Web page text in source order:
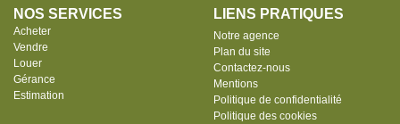
NOS SERVICES
Acheter
Vendre
Louer
Gérance
Estimation
LIENS PRATIQUES
Notre agence
Plan du site
Contactez-nous
Mentions
Politique de confidentialité
Politique des cookies